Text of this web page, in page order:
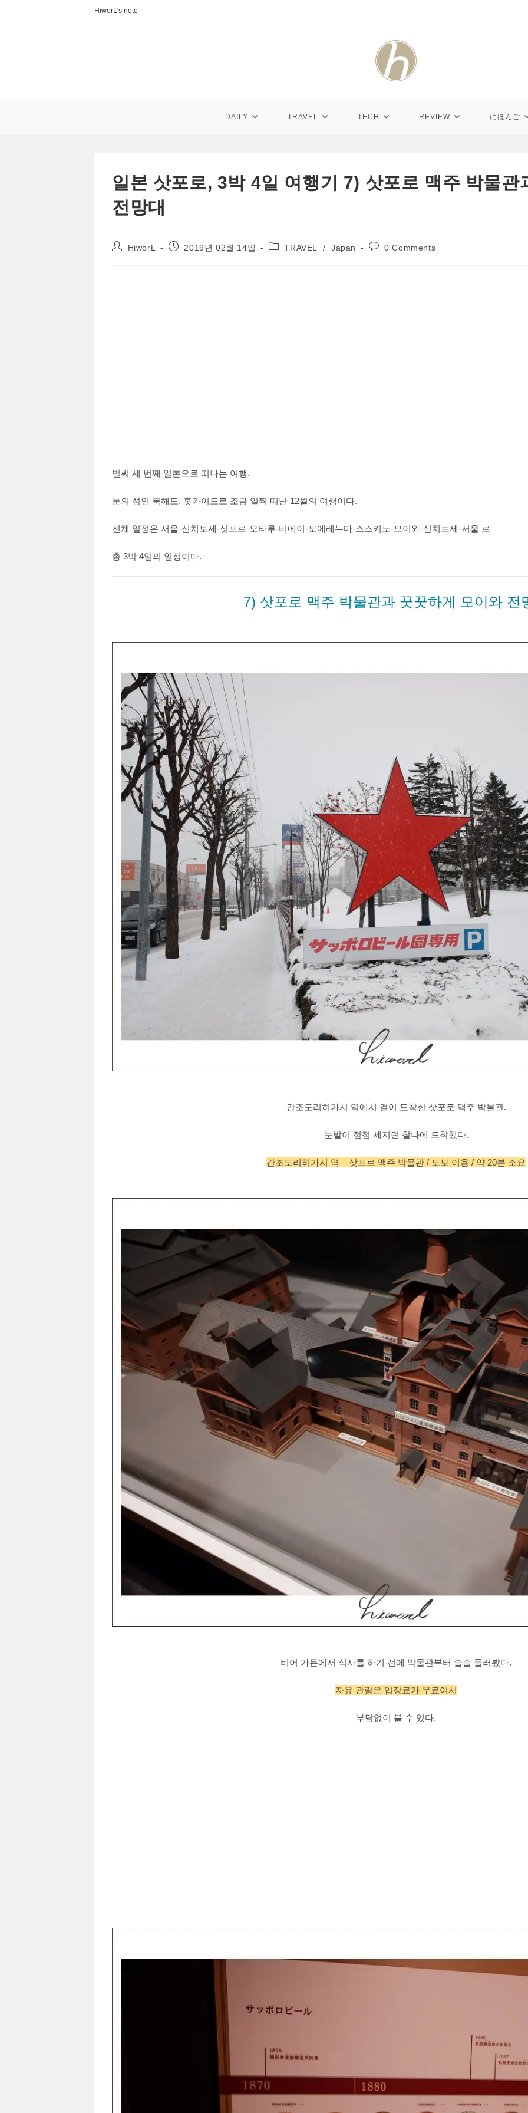
HiworL's note
DAILY TRAVEL TECH REVIEW にほんご
일본 삿포로, 3박 4일 여행기 7) 삿포로 맥주 박물관
전망대
PostHiworL
Post2019년 02월 14일
PostTRAVEL / Japan
Post0 Comments
벌써 세 번째 일본으로 떠나는 여행.
눈의 섬인 북해도, 홋카이도로 조금 일찍 떠난 12월의 여행이다.
전체 일정은 서울-신치토세-삿포로-오타루-비에이-모에레누마-스스키노-모이와-신치토세-서울 로
총 3박 4일의 일정이다.
7) 삿포로 맥주 박물관과 꿋꿋하게 모이와 전
간조도리히가시 역에서 걸어 도착한 삿포로 맥주 박물관.
눈발이 점점 세지던 찰나에 도착했다.
간조도리히가시 역 – 삿포로 맥주 박물관 / 도보 이용 / 약 20분 소요
비어 가든에서 식사를 하기 전에 박물관부터 슬슬 둘러봤다.
자유 관람은 입장료가 무료여서
부담없이 볼 수 있다.